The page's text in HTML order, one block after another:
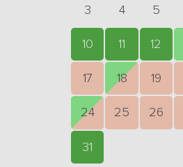
3 4 5
10 11 12
17 18 19
24 25 26
31